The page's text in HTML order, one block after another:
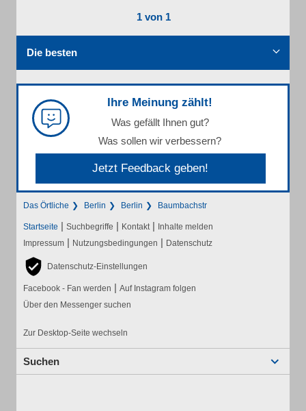
1 von 1
Die besten
Ihre Meinung zählt!
Was gefällt Ihnen gut?
Was sollen wir verbessern?
Jetzt Feedback geben!
Das Örtliche Berlin Berlin Baumbachstr
Startseite | Suchbegriffe | Kontakt | Inhalte melden
Impressum | Nutzungsbedingungen | Datenschutz
Datenschutz-Einstellungen
Facebook - Fan werden | Auf Instagram folgen
Über den Messenger suchen
Zur Desktop-Seite wechseln
Suchen